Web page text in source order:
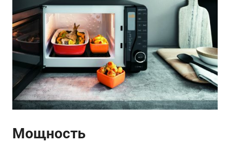
Мощность